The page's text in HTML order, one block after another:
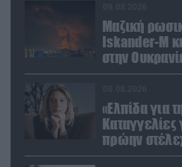
Μαζική
Iskander-M
στην
εργοστάσιο
«Ελπίδα για
πρώην